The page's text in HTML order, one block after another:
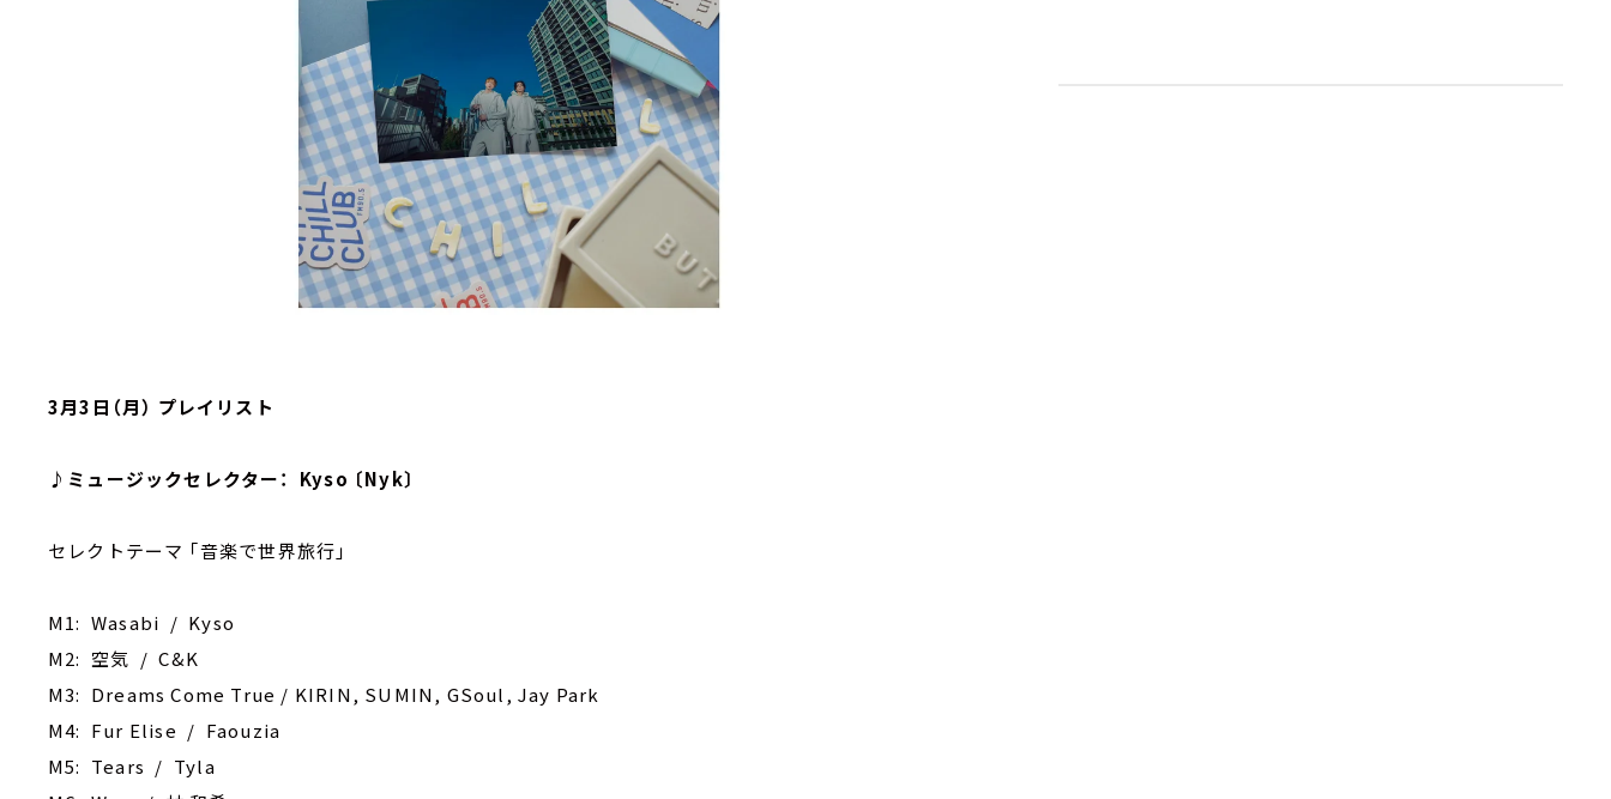
3月3日（月） プレイリスト
♪ミュージックセレクター： Kyso 〔Nyk〕
セレクトテーマ ｢音楽で世界旅行｣
M1: Wasabi / Kyso
M2: 空気 / C&K
M3: Dreams Come True / KIRIN, SUMIN, GSoul, Jay Park
M4: Fur Elise / Faouzia
M5: Tears / Tyla